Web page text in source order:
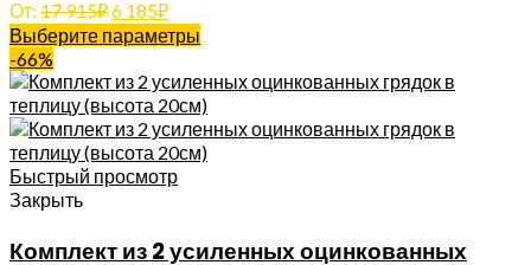
От: 17 915₽6 185₽
Выберите параметры
-66%
Быстрый просмотр
Закрыть
Комплект из 2 усиленных оцинкованных